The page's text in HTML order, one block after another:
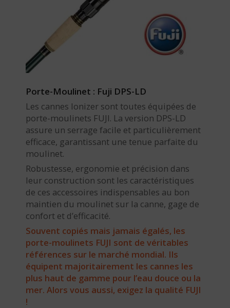
Porte-Moulinet : Fuji DPS-LD
Les cannes Ionizer sont toutes équipées de
porte-moulinets FUJI. La version DPS-LD
assure un serrage facile et particulièrement
efficace, garantissant une tenue parfaite du
moulinet.
Robustesse, ergonomie et précision dans
leur construction sont les caractéristiques
de ces accessoires indispensables au bon
maintien du moulinet sur la canne, gage de
confort et d’efficacité.
Souvent copiés mais jamais égalés, les
porte-moulinets FUJI sont de véritables
références sur le marché mondial. Ils
équipent majoritairement les cannes les
plus haut de gamme pour l’eau douce ou la
mer. Alors vous aussi, exigez la qualité FUJI
!